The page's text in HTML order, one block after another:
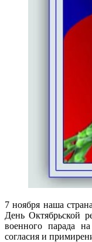
7 ноября наша
День Октябрьской
военного парада
согласия и